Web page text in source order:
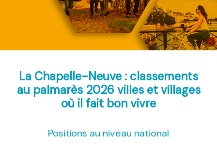
La Chapelle-Neuve : classements
au palmarès 2026 villes et villages
où il fait bon vivre
Positions au niveau national